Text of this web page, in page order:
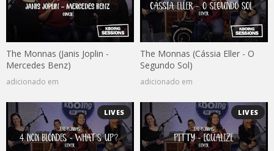
The Monnas (Janis Joplin -
Mercedes Benz)
adicionado em
The Monnas (Cássia Eller - O
Segundo Sol)
adicionado em
LIVES LIVES